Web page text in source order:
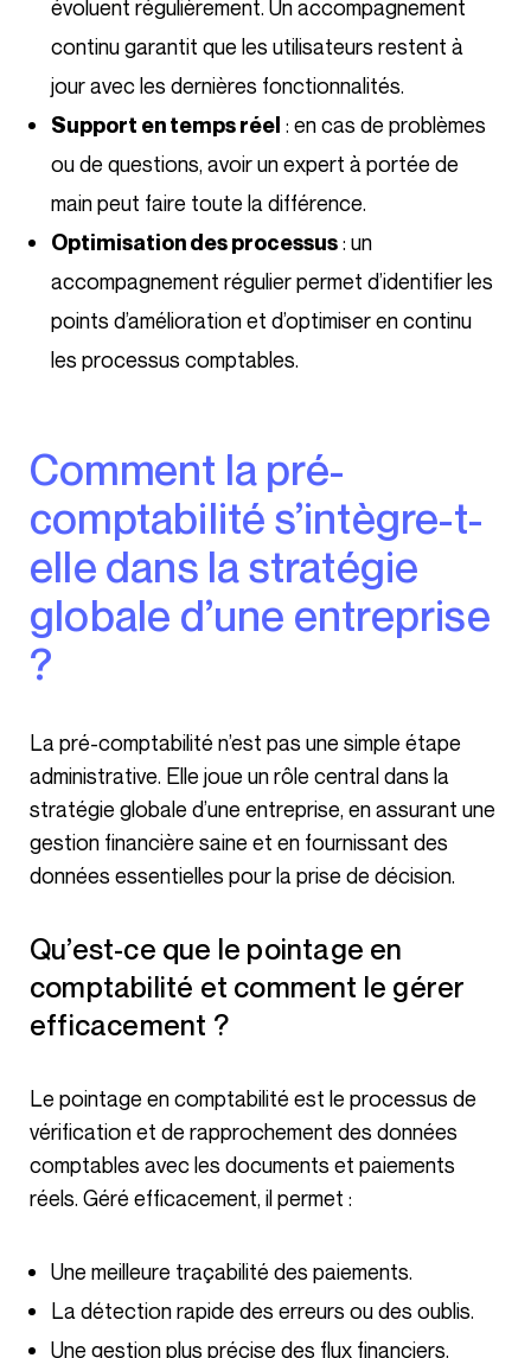
évoluent régulièrement. Un accompagnement
continu garantit que les utilisateurs restent à
jour avec les dernières fonctionnalités.
Support en temps réel : en cas de problèmes
ou de questions, avoir un expert à portée de
main peut faire toute la différence.
Optimisation des processus: un
accompagnement régulier permet d’identifier les
points d’amélioration et d’optimiser en continu
les processus comptables.
Comment la pré-
comptabilité s’intègre-t-
elle dans la stratégie
globale d’une entreprise
?
La pré-comptabilité n’est pas une simple étape
administrative. Elle joue un rôle central dans la
stratégie globale d’une entreprise, en assurant une
gestion financière saine et en fournissant des
données essentielles pour la prise de décision.
Qu’est-ce que le pointage en
comptabilité et comment le gérer
efficacement ?
Le pointage en comptabilité est le processus de
vérification et de rapprochement des données
comptables avec les documents et paiements
réels. Géré efficacement, il permet :
Une meilleure traçabilité des paiements.
La détection rapide des erreurs ou des oublis.
Une gestion plus précise des flux financiers.